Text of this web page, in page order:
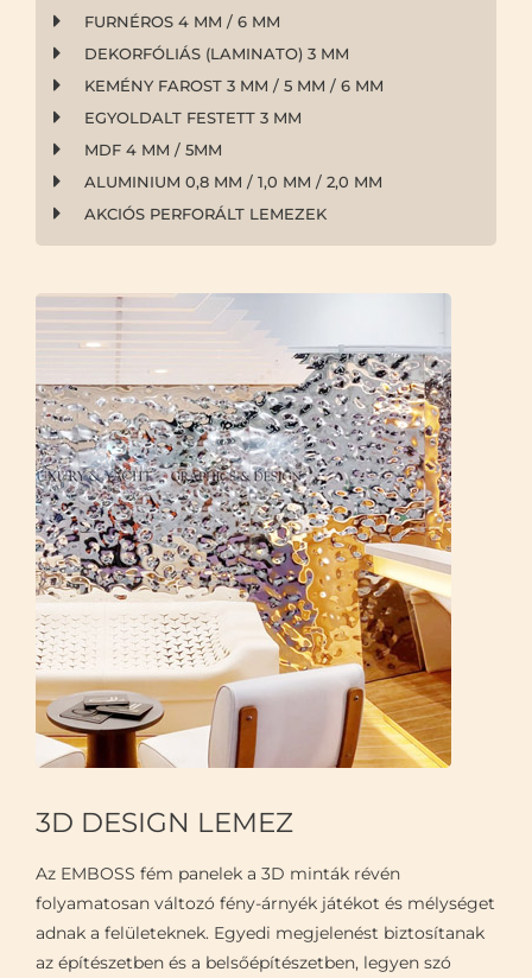
FURNÉROS 4 MM / 6 MM
DEKORFÓLIÁS (LAMINATO) 3 MM
KEMÉNY FAROST 3 MM / 5 MM / 6 MM
EGYOLDALT FESTETT 3 MM
MDF 4 MM / 5MM
ALUMINIUM 0,8 MM / 1,0 MM / 2,0 MM
AKCIÓS PERFORÁLT LEMEZEK
3D DESIGN LEMEZ
Az EMBOSS fém panelek a 3D minták révén
folyamatosan változó fény-árnyék játékot és mélységet
adnak a felületeknek. Egyedi megjelenést biztosítanak
az építészetben és a belsőépítészetben, legyen szó